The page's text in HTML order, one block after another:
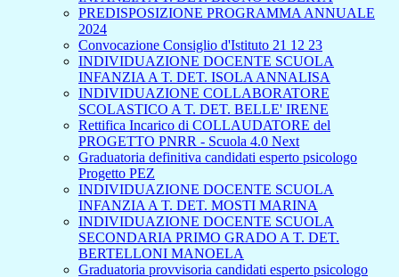
PREDISPOSIZIONE PROGRAMMA ANNUALE
2024
Convocazione Consiglio d'Istituto 21 12 23
INDIVIDUAZIONE DOCENTE SCUOLA
INFANZIA A T. DET. ISOLA ANNALISA
INDIVIDUAZIONE COLLABORATORE
SCOLASTICO A T. DET. BELLE' IRENE
Rettifica Incarico di COLLAUDATORE del
PROGETTO PNRR - Scuola 4.0 Next
Graduatoria definitiva candidati esperto psicologo
Progetto PEZ
INDIVIDUAZIONE DOCENTE SCUOLA
INFANZIA A T. DET. MOSTI MARINA
INDIVIDUAZIONE DOCENTE SCUOLA
SECONDARIA PRIMO GRADO A T. DET.
BERTELLONI MANOELA
Graduatoria provvisoria candidati esperto psicologo